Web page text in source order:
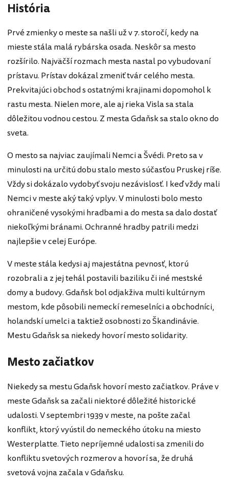
História
Prvé zmienky o meste sa našli už v 7. storočí, kedy na
mieste stála malá rybárska osada. Neskôr sa mesto
rozšírilo. Najväčší rozmach mesta nastal po vybudovaní
prístavu. Prístav dokázal zmeniť tvár celého mesta.
Prekvitajúci obchod s ostatnými krajinami dopomohol k
rastu mesta. Nielen more, ale aj rieka Visla sa stala
dôležitou vodnou cestou. Z mesta Gdaňsk sa stalo okno do
sveta.
O mesto sa najviac zaujímali Nemci a Švédi. Preto sa v
minulosti na určitú dobu stalo mesto súčasťou Pruskej ríše.
Vždy si dokázalo vydobyť svoju nezávislosť. I keď vždy mali
Nemci v meste aký taký vplyv. V minulosti bolo mesto
ohraničené vysokými hradbami a do mesta sa dalo dostať
niekoľkými bránami. Ochranné hradby patrili medzi
najlepšie v celej Európe.
V meste stála kedysi aj majestátna pevnosť, ktorú
rozobrali a z jej tehál postavili baziliku či iné mestské
domy a budovy. Gdaňsk bol odjakživa multi kultúrnym
mestom, kde pôsobili nemeckí remeselníci a obchodníci,
holandskí umelci a taktiež osobnosti zo Škandinávie.
Mestu Gdaňsk sa niekedy hovorí mesto solidarity.
Mesto začiatkov
Niekedy sa mestu Gdaňsk hovorí mesto začiatkov. Práve v
meste Gdaňsk sa začali niektoré dôležité historické
udalosti. V septembri 1939 v meste, na pošte začal
konflikt, ktorý vyústil do nemeckého útoku na miesto
Westerplatte. Tieto nepríjemné udalosti sa zmenili do
konfliktu svetových rozmerov a hovorí sa, že druhá
svetová vojna začala v Gdaňsku.